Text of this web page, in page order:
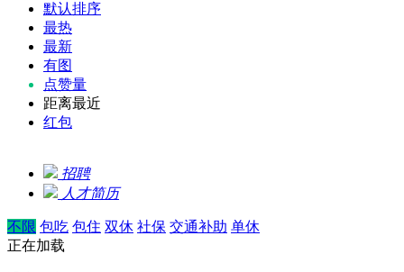
默认排序
最热
最新
有图
点赞量
距离最近
红包
招聘
人才简历
不限 包吃 包住 双休 社保 交通补助 单休
正在加载